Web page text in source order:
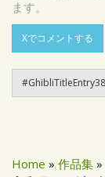
ます。
Xでコメントする
Home » 作品集